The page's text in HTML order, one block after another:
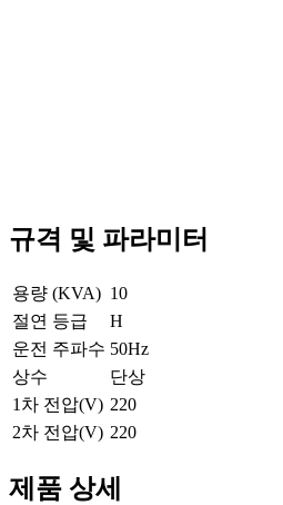
규격 및 파라미터
용량 (KVA) 10
절연 등급
H
운전 주파수 50Hz
상수
단상
1차 전압(V) 220
2차 전압(V) 220
제품 상세